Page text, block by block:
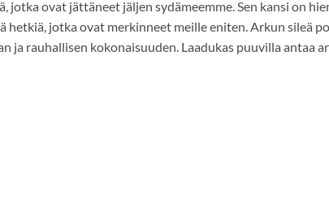
ovat jättäneet jäljen sydämeemme. Sen kansi on
jotka ovat merkinneet meille eniten. Arkun sileä
rauhallisen kokonaisuuden. Laadukas puuvilla antaa